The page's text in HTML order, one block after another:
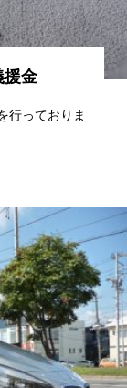
援金
行っておりま